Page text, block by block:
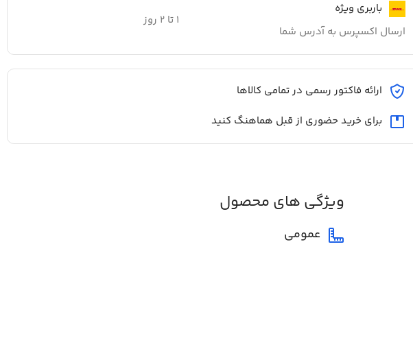
باربری ویژه
ارسال اکسپرس به آدرس شما
۱ تا ۲ روز
ارائه فاکتور رسمی در تمامی کالاها
برای خرید حضوری از قبل هماهنگ کنید
ویژگی های محصول
عمومی